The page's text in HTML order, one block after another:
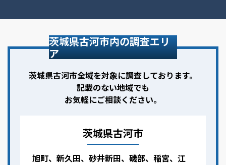
茨城県古河市内の調査エリ
ア
茨城県古河市全域を対象に調査しております。
記載のない地域でも
お気軽にご相談ください。
茨城県古河市
旭町、新久田、砂井新田、磯部、稲宮、江